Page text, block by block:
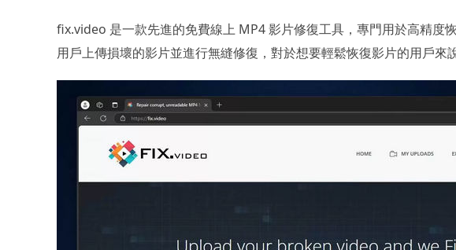
fix.video 是一款先進的免費線上 MP4 影片修復工具，專門用於高精度
用戶上傳損壞的影片並進行無縫修復，對於想要輕鬆恢復影片的用戶來